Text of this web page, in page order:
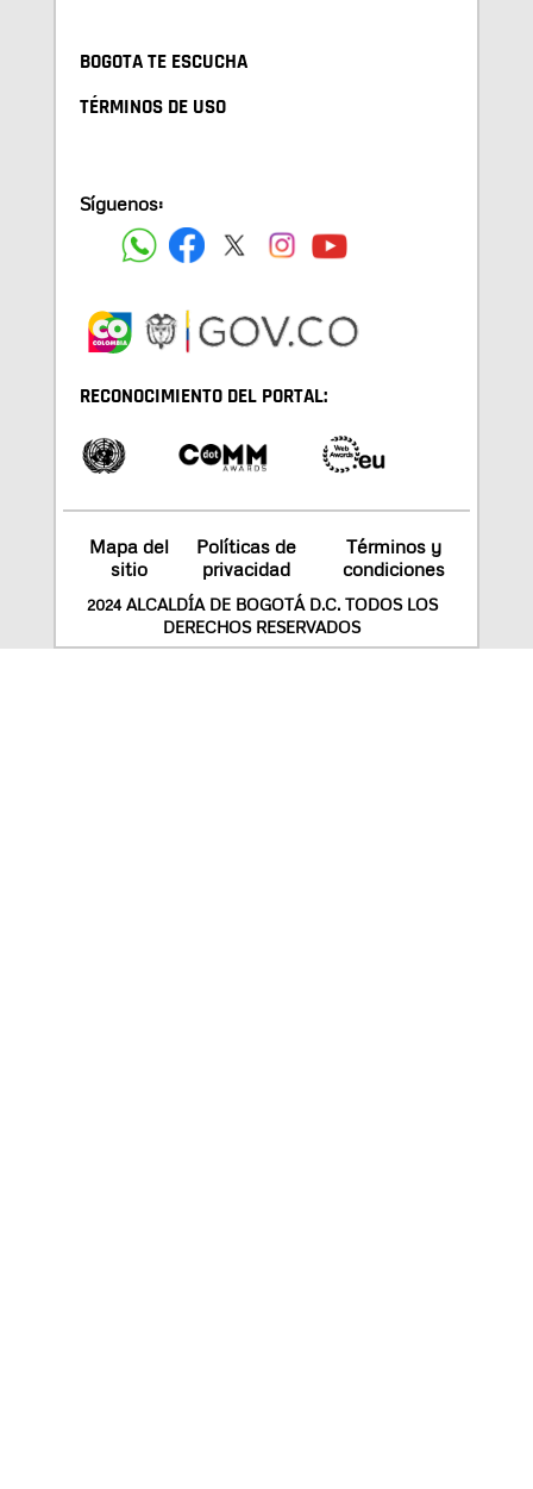
BOGOTA TE ESCUCHA
TÉRMINOS DE USO
Síguenos:
RECONOCIMIENTO DEL PORTAL:
Mapa del
sitio
Políticas de
privacidad
Términos y
condiciones
2024 ALCALDÍA DE BOGOTÁ D.C. TODOS LOS
DERECHOS RESERVADOS